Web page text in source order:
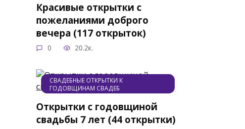
Красивые открытки с
пожеланиями доброго
вечера (117 открыток)
0 20.2к.
СВАДЕБНЫЕ ОТКРЫТКИ К
ГОДОВЩИНАМ СВАДЕБ
Открытки с годовщиной
свадьбы 7 лет (44 открытки)